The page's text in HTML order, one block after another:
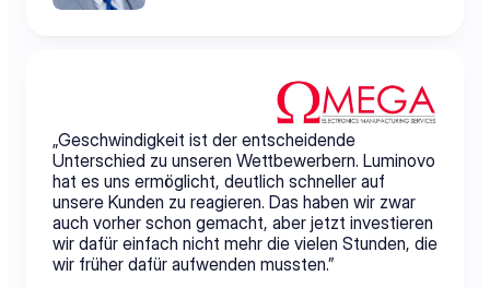
„Geschwindigkeit ist der entscheidende
Unterschied zu unseren Wettbewerbern. Luminovo
hat es uns ermöglicht, deutlich schneller auf
unsere Kunden zu reagieren. Das haben wir zwar
auch vorher schon gemacht, aber jetzt investieren
wir dafür einfach nicht mehr die vielen Stunden, die
wir früher dafür aufwenden mussten.”